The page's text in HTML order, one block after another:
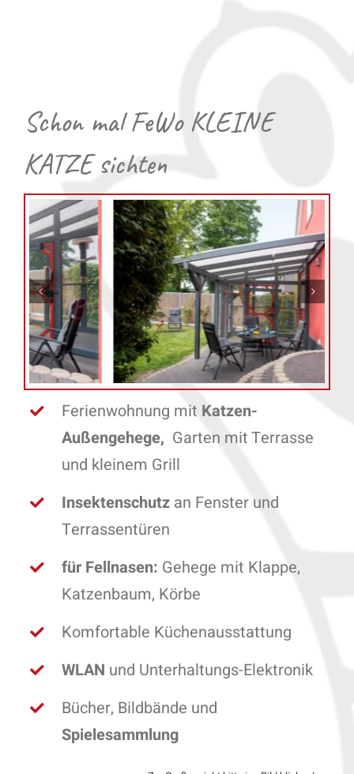
Schon mal FeWo KLEINE
KATZE sichten
Ferienwohnung mit Katzen-
Außengehege, Garten mit Terrasse
und kleinem Grill
Insektenschutzan Fenster und
Terrassentüren
für Fellnasen: Gehege mit Klappe,
Katzenbaum, Körbe
Komfortable Küchenausstattung
WLAN und Unterhaltungs-Elektronik
Bücher, Bildbände und
Spielesammlung